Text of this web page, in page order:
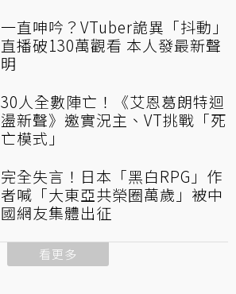
一直呻吟？VTuber詭異「抖動」
直播破130萬觀看 本人發最新聲
明
30人全數陣亡！《艾恩葛朗特迴
盪新聲》邀實況主、VT挑戰「死
亡模式」
完全失言！日本「黑白RPG」作
者喊「大東亞共榮圈萬歲」被中
國網友集體出征
看更多